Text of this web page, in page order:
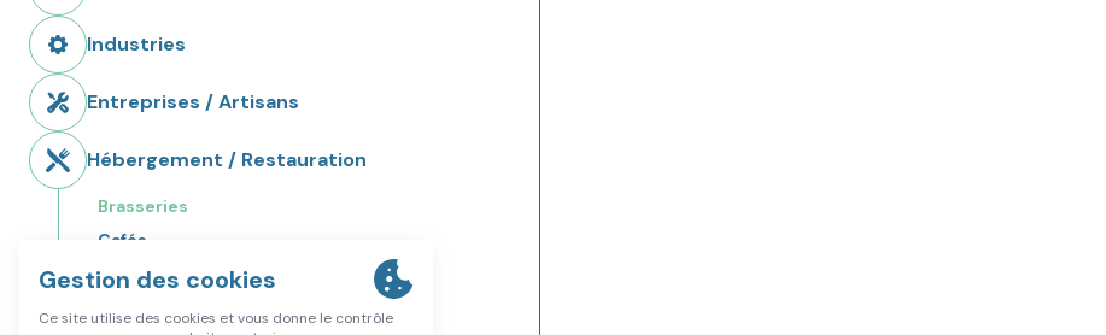
Industries
Entreprises / Artisans
Hébergement / Restauration
Brasseries
Cafés
Restaurants